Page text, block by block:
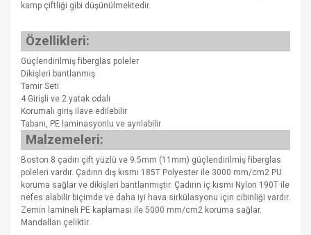
kamp çiftliği gibi düşünülmektedir.
Özellikleri:
Güçlendirilmiş fiberglas poleler
Dikişleri bantlanmış
Tamir Seti
4 Girişli ve 2 yatak odalı
Korumalı giriş ilave edilebilir
Tabanı, PE laminasyonlu ve ayrılabilir
Malzemeleri:
Boston 8 çadırı çift yüzlü ve 9.5mm (11mm) güçlendirilmiş fiberglas
poleleri vardır. Çadırın dış kısmı 185T Polyester ile 3000 mm/cm2 PU
koruma sağlar ve dikişleri bantlanmıştır. Çadırın iç kısmı Nylon 190T ile
nefes alabilir biçimde ve daha iyi hava sirkülasyonu için cibinliği vardır.
Zemin lamineli PE kaplaması ile 5000 mm/cm2 koruma sağlar.
Mandalları çeliktir.